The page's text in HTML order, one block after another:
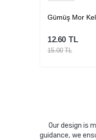
Gümüş Mor
12.60 TL
15.00 TL
Our design is
guidance, we